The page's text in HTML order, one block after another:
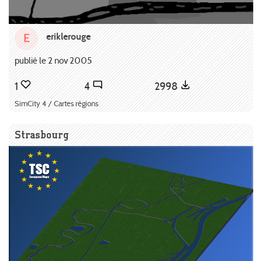
E eriklerouge
publié le 2 nov 2005
1 4 2998
SimCity 4 / Cartes régions
Strasbourg